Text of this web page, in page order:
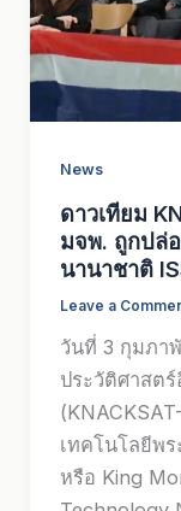
News
ดาวเทียม
มจพ. ถูกปล่
นานาชาติ
Leave a
วันที่ 3 กุมภา
ประวัติศาสต
เทคโนโลยีพ
หรือ King